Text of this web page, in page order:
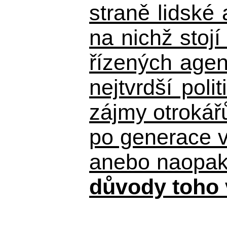
straně lidské
na nichž
řízených
nejtvrdší
zájmy
po generace
anebo
důvody toho